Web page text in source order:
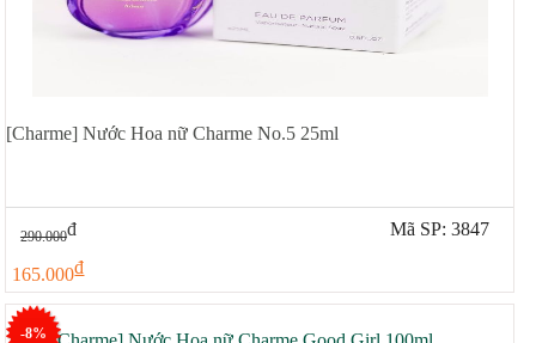
[Charme] Nước Hoa nữ Charme No.5 25ml
290.000đ
165.000đ
Mã SP: 3847
-8%